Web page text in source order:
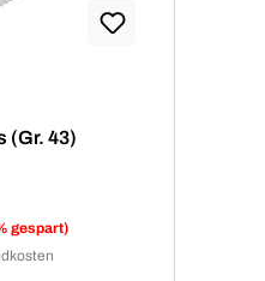
(Gr. 43)
gespart)